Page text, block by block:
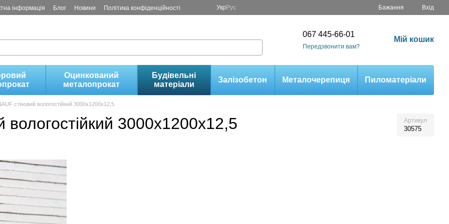
інформація Блог Новини Політика конфіденційності Укр Рус Бажання Вхід
067 445-66-01
Передзвонити вам?
Мій кошик
Оцинкований
металопрокат
Будівельні
матеріали
Залізобетон Металочерепиця Пиломатеріали
стіновий вологостійкий 3000х1200х12,5
вологостійкий 3000х1200х12,5 Артикул
30575